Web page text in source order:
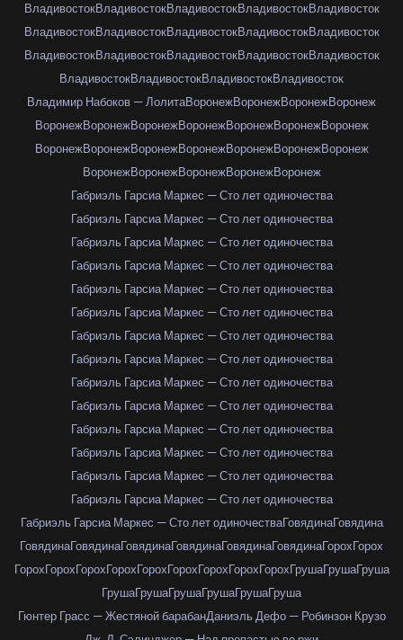
ВладивостокВладивостокВладивостокВладивостокВладивосток
ВладивостокВладивостокВладивостокВладивостокВладивосток
ВладивостокВладивостокВладивостокВладивостокВладивосток
ВладивостокВладивостокВладивостокВладивосток
Владимир Набоков — ЛолитаВоронежВоронежВоронежВоронеж
ВоронежВоронежВоронежВоронежВоронежВоронежВоронеж
ВоронежВоронежВоронежВоронежВоронежВоронежВоронеж
ВоронежВоронежВоронежВоронежВоронеж
Габриэль Гарсиа Маркес — Сто лет одиночества
Габриэль Гарсиа Маркес — Сто лет одиночества
Габриэль Гарсиа Маркес — Сто лет одиночества
Габриэль Гарсиа Маркес — Сто лет одиночества
Габриэль Гарсиа Маркес — Сто лет одиночества
Габриэль Гарсиа Маркес — Сто лет одиночества
Габриэль Гарсиа Маркес — Сто лет одиночества
Габриэль Гарсиа Маркес — Сто лет одиночества
Габриэль Гарсиа Маркес — Сто лет одиночества
Габриэль Гарсиа Маркес — Сто лет одиночества
Габриэль Гарсиа Маркес — Сто лет одиночества
Габриэль Гарсиа Маркес — Сто лет одиночества
Габриэль Гарсиа Маркес — Сто лет одиночества
Габриэль Гарсиа Маркес — Сто лет одиночества
Габриэль Гарсиа Маркес — Сто лет одиночестваГовядинаГовядина
ГовядинаГовядинаГовядинаГовядинаГовядинаГовядинаГорохГорох
ГорохГорохГорохГорохГорохГорохГорохГорохГорохГрушаГрушаГруша
ГрушаГрушаГрушаГрушаГрушаГруша
Гюнтер Грасс — Жестяной барабанДаниэль Дефо — Робинзон Крузо